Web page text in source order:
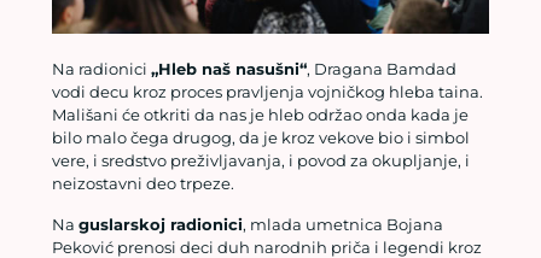
Na radionici „Hleb naš nasušni“, Dragana Bamdad
vodi decu kroz proces pravljenja vojničkog hleba taina.
Mališani će otkriti da nas je hleb održao onda kada je
bilo malo čega drugog, da je kroz vekove bio i simbol
vere, i sredstvo preživljavanja, i povod za okupljanje, i
neizostavni deo trpeze.
Na guslarskoj radionici, mlada umetnica Bojana
Peković prenosi deci duh narodnih priča i legendi kroz